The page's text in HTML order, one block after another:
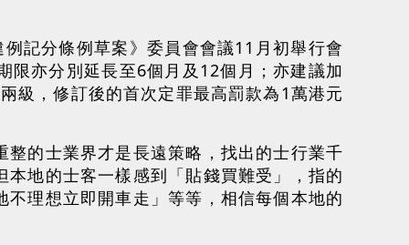
記分條例草案》委員會會議11月初舉行會
限亦分別延長至6個月及12個月；亦建議加
級，修訂後的首次定罪最高罰款為1萬港元
的士業界才是長遠策略，找出的士行業千
地的士客一樣感到「貼錢買難受」，指的
理想立即開車走」等等，相信每個本地的